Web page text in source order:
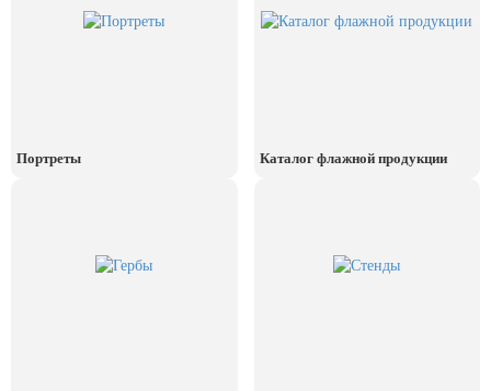
28 июля, День Крещения Руси
Портреты Каталог флажной продукции